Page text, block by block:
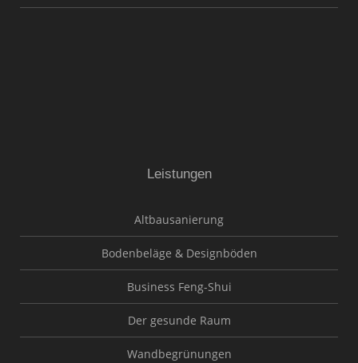
Leistungen
Altbausanierung
Bodenbeläge & Designböden
Business Feng-Shui
Der gesunde Raum
Wandbegrünungen